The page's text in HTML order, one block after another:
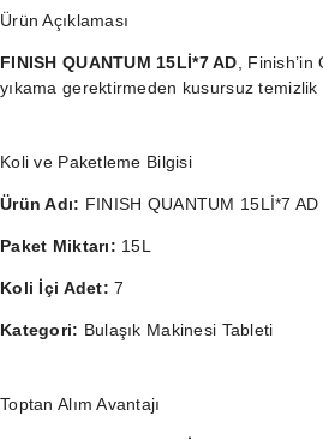
Ürün Açıklaması
FINISH QUANTUM 15Lİ*7 AD ,
yıkama gerektirmeden kusursuz
Koli ve Paketleme Bilgisi
Ürün Adı: FINISH QUANTUM 15Lİ*7 AD
Paket Miktarı: 15L
Koli İçi Adet: 7
Kategori: Bulaşık Makinesi Tableti
Toptan Alım Avantajı